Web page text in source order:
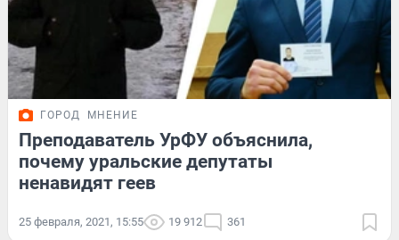
ГОРОД МНЕНИЕ
Преподаватель УрФУ объяснила,
почему уральские депутаты
ненавидят геев
25 февраля, 2021, 15:55 19 912 361